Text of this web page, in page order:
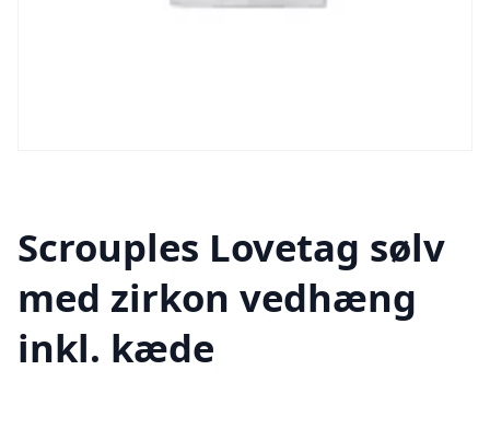
Scrouples Lovetag sølv
med zirkon vedhæng
inkl. kæde